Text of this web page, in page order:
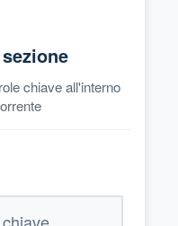
chiave all'interno